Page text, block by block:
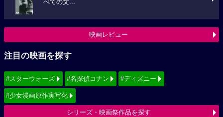
べての文...
映画レビュー
注目の映画を探す
#スターウォーズ #名探偵コナン #ディズニー
#少女漫画原作実写化
シリーズ・映画祭作品を探す